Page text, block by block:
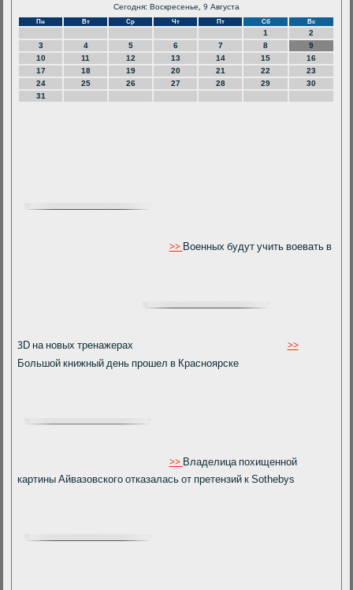
Сегодня: Воскресенье, 9 Августа
Пн Вт Ср Чт Пт Сб Вс
1
2
3
4 5 6 7 8
9
10
11 12 13 14 15
16
17
18 19 20 21 22
23
24
25 26 27 28 29
30
31
>>Военных будут учить воевать в
3D на новых тренажерах
>>
Большой книжный день прошел в Красноярске
>>Владелица похищенной
картины Айвазовского отказалась от претензий к Sothebys